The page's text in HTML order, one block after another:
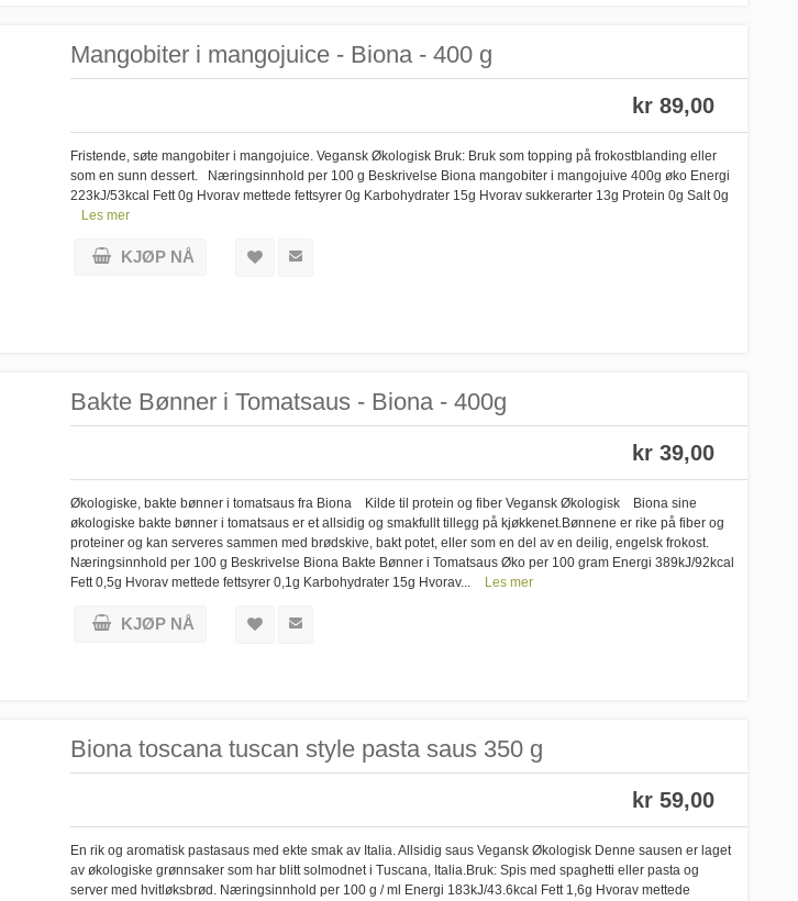
Mangobiter i mangojuice - Biona - 400 g
kr 89,00
Fristende, søte mangobiter i mangojuice. Vegansk Økologisk Bruk: Bruk som topping på frokostblanding eller
som en sunn dessert. Næringsinnhold per 100 g Beskrivelse Biona mangobiter i mangojuive 400g øko Energi
223kJ/53kcal Fett 0g Hvorav mettede fettsyrer 0g Karbohydrater 15g Hvorav sukkerarter 13g Protein 0g Salt 0g
Les mer
KJØP NÅ
Bakte Bønner i Tomatsaus - Biona - 400g
kr 39,00
Økologiske, bakte bønner i tomatsaus fra Biona Kilde til protein og fiber Vegansk Økologisk Biona sine
økologiske bakte bønner i tomatsaus er et allsidig og smakfullt tillegg på kjøkkenet.Bønnene er rike på fiber og
proteiner og kan serveres sammen med brødskive, bakt potet, eller som en del av en deilig, engelsk frokost.
Næringsinnhold per 100 g Beskrivelse Biona Bakte Bønner i Tomatsaus Øko per 100 gram Energi 389kJ/92kcal
Fett 0,5g Hvorav mettede fettsyrer 0,1g Karbohydrater 15g Hvorav...
Les mer
KJØP NÅ
Biona toscana tuscan style pasta saus 350 g
kr 59,00
En rik og aromatisk pastasaus med ekte smak av Italia. Allsidig saus Vegansk Økologisk Denne sausen er laget
av økologiske grønnsaker som har blitt solmodnet i Tuscana, Italia.Bruk: Spis med spaghetti eller pasta og
server med hvitløksbrød. Næringsinnhold per 100 g / ml Energi 183kJ/43.6kcal Fett 1,6g Hvorav mettede